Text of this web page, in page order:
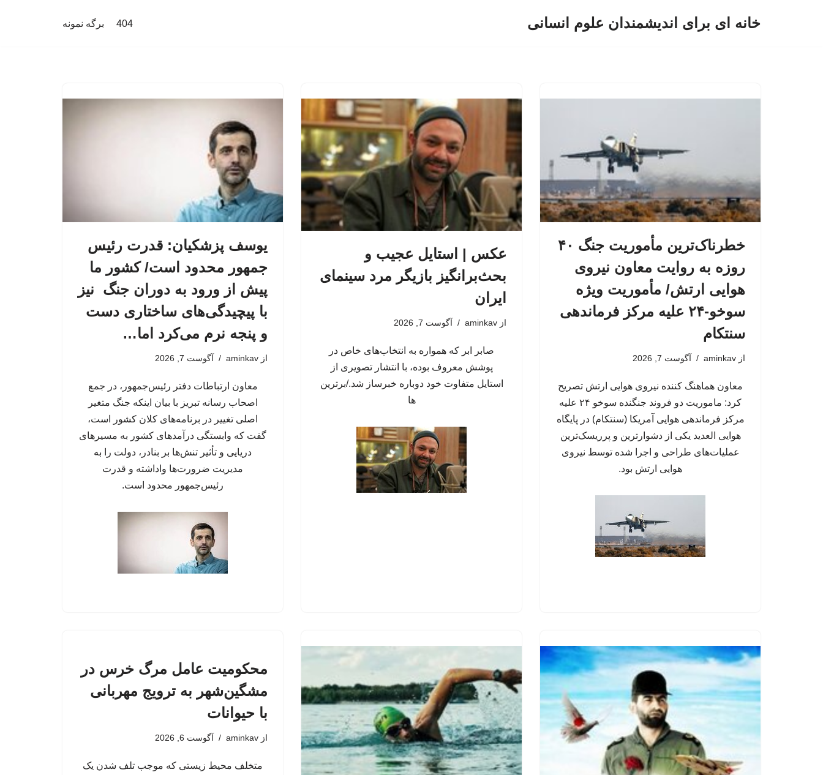
خانه ای برای اندیشمندان علوم انسانی 404 برگه نمونه
خطرناک‌ترین مأموریت جنگ ۴۰
روزه به روایت معاون نیروی
هوایی ارتش/ مأموریت ویژه
سوخو-۲۴ علیه مرکز فرماندهی
سنتکام
از aminkav آگوست 7, 2026
معاون هماهنگ کننده نیروی هوایی ارتش تصریح
کرد: ماموریت دو فروند جنگنده سوخو ۲۴ علیه
مرکز فرماندهی هوایی آمریکا (سنتکام) در پایگاه
هوایی العدید یکی از دشوارترین و پرریسک‌ترین
عملیات‌های طراحی و اجرا شده توسط نیروی
هوایی ارتش بود.
عکس | استایل عجیب و
بحث‌برانگیز بازیگر مرد سینمای
ایران
از aminkav آگوست 7, 2026
صابر ابر که همواره به انتخاب‌های خاص در
پوشش معروف بوده، با انتشار تصویری از
استایل متفاوت خود دوباره خبرساز شد./برترین
ها
یوسف پزشکیان: قدرت رئیس‌
جمهور محدود است/ کشور ما
پیش از ورود به دوران جنگ نیز
با پیچیدگی‌های ساختاری دست
و پنجه نرم می‌کرد اما…
از aminkav آگوست 7, 2026
معاون ارتباطات دفتر رئیس‌جمهور، در جمع
اصحاب رسانه تبریز با بیان اینکه جنگ متغیر
اصلی تغییر در برنامه‌های کلان کشور است،
گفت که وابستگی درآمدهای کشور به مسیرهای
دریایی و تأثیر تنش‌ها بر بنادر، دولت را به
مدیریت ضرورت‌ها واداشته و قدرت
رئیس‌جمهور محدود است.
محکومیت عامل مرگ خرس در
مشگین‌شهر به ترویج مهربانی
با حیوانات
از aminkav آگوست 6, 2026
متخلف محیط زیستی که موجب تلف شدن یک